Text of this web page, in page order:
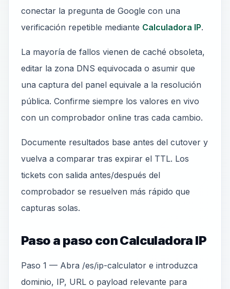
conectar la pregunta de Google con una
verificación repetible mediante Calculadora IP.
La mayoría de fallos vienen de caché obsoleta,
editar la zona DNS equivocada o asumir que
una captura del panel equivale a la resolución
pública. Confirme siempre los valores en vivo
con un comprobador online tras cada cambio.
Documente resultados base antes del cutover y
vuelva a comparar tras expirar el TTL. Los
tickets con salida antes/después del
comprobador se resuelven más rápido que
capturas solas.
Paso a paso con Calculadora IP
Paso 1 — Abra /es/ip-calculator e introduzca
dominio, IP, URL o payload relevante para